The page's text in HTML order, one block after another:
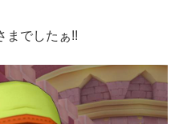
までしたぁ!!